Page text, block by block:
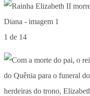
1 de 14